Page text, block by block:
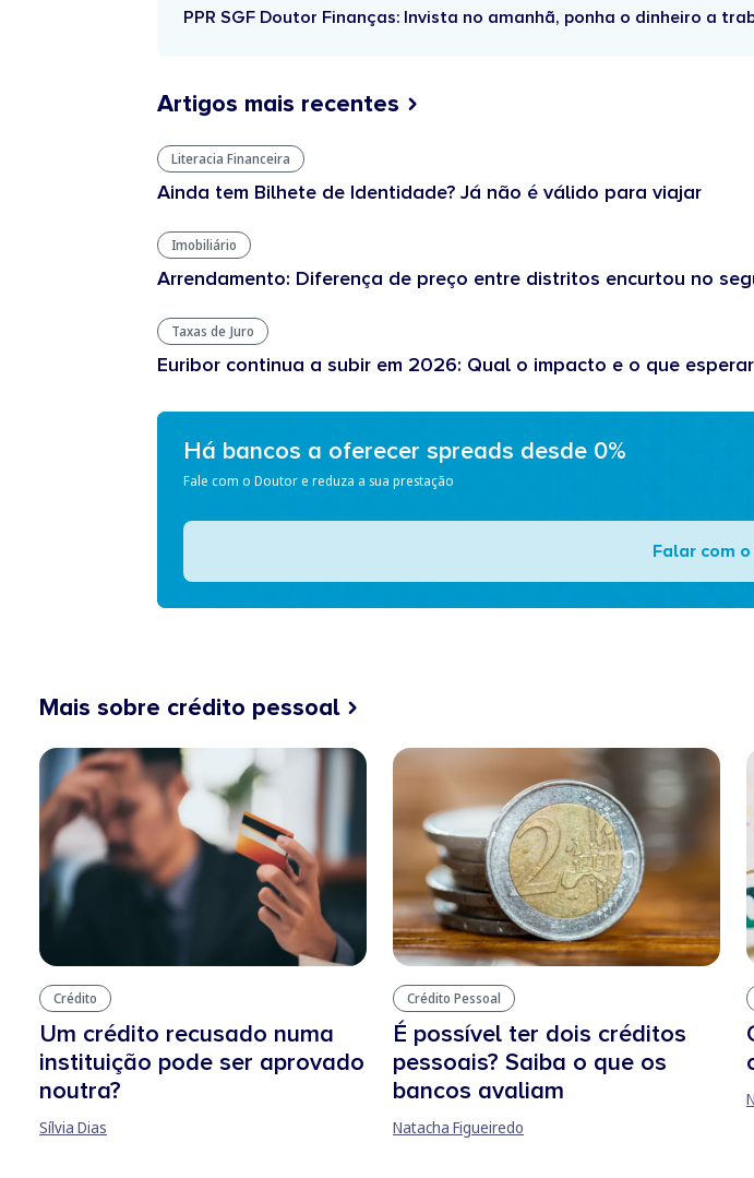
PPR SGF Doutor Finanças: Invista no amanhã, ponha o dinheiro a
Artigos mais recentes
Literacia Financeira
Ainda tem Bilhete de Identidade? Já não é válido para viajar
Imobiliário
Arrendamento: Diferença de preço entre distritos encurtou no
Taxas de Juro
Euribor continua a subir em 2026: Qual o impacto e o que
Há bancos a oferecer spreads desde 0%
Fale com o Doutor e reduza a sua prestação
Falar com
Mais sobre crédito pessoal
Crédito
Um crédito recusado numa
instituição pode ser aprovado
noutra?
Sílvia Dias
Crédito Pessoal
É possível ter dois créditos
pessoais? Saiba o que os
bancos avaliam
Natacha Figueiredo